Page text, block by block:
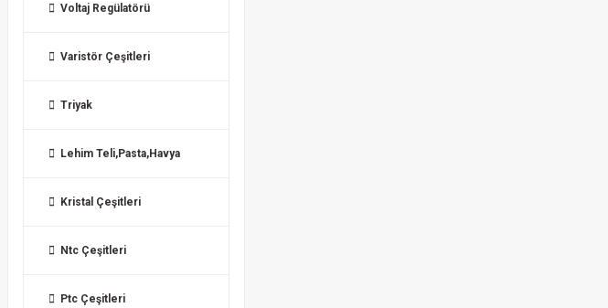
Voltaj Regülatörü
Varistör Çeşitleri
Triyak
Lehim Teli,Pasta,Havya
Kristal Çeşitleri
Ntc Çeşitleri
Ptc Çeşitleri